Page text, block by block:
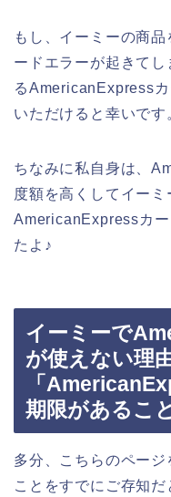
もし、イーミーの商
ードエラーが起きて
るAmericanExpress
いただけると幸いです
ちなみに私自身は、
度額を高くしてイー
AmericanExpressカ
たよ♪
イーミーで
が使えない理
「
期限があるこ
多分、こちらのペー
ことをすでにご存知